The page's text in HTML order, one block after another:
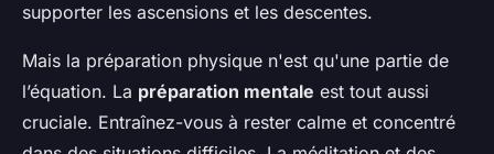
supporter les ascensions et les descentes.
Mais la préparation physique n'est qu'une partie de
l’équation. La préparation mentale est tout aussi
cruciale. Entraînez-vous à rester calme et concentré